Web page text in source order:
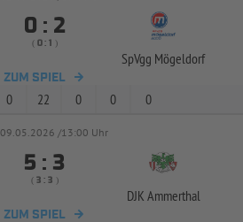
 : 
( :  )
SpVgg Mögeldorf
ZUM SPIEL
0 22 0 0 0
09.05.2026 /13:00 Uhr
 : 
(  :  )
DJK Ammerthal
ZUM SPIEL